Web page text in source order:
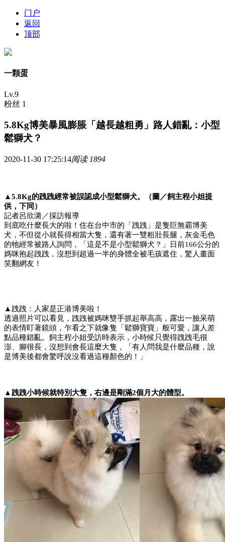
门户
返回
顶部
一顆蛋
Lv.9
粉丝 1
5.8Kg博美暴風膨脹「越長越粗勇」路人錯亂：小型
鬆獅犬？
2020-11-30 17:25:14阅读 1894
▲5.8Kg的跩跩經常被誤認成小型鬆獅犬。（圖／飼主程小姐提
供，下同）
記者呂欣潞／採訪報導
到底吃什麼長大的啦！住在台中市的「跩跩」是隻巨無霸博美
犬，不但從小就長得相當大隻，還有著一雙粗壯長腿，灰金毛色
的牠經常被路人詢問，「這是不是小型鬆獅犬？」日前166公分的
媽咪抱起跩跩，沒想到超過一半的身體全被毛孩遮住，驚人畫面
笑翻網友！
▲跩跩：人家是正港博美啦！
透過照片可以看見，跩跩被媽咪雙手抓起舉高高，露出一臉呆萌
的表情盯著鏡頭，乍看之下就像隻「鬆獅寶寶」般可愛，讓人差
點品種錯亂。飼主程小姐受訪時表示，小時候只覺得跩跩毛很
澎、腳很長，沒想到會長這麼大隻，「有人問我是什麼品種，說
是博美後都會驚呼說沒看過這種顏色的！」
▲跩跩小時候就特別大隻，右邊是剛滿2個月大的體型。